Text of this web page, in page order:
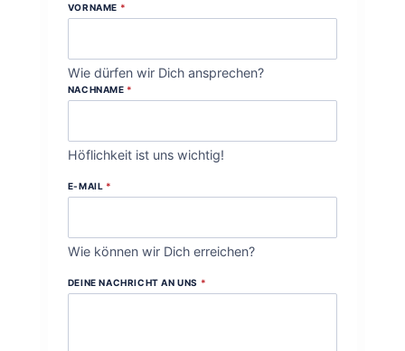
VORNAME *
Wie dürfen wir Dich ansprechen?
NACHNAME *
Höflichkeit ist uns wichtig!
E-MAIL *
Wie können wir Dich erreichen?
DEINE NACHRICHT AN UNS *